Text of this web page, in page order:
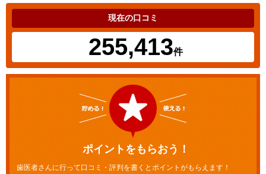
現在の口コミ
255,413件
ポイントをもらおう！
歯医者さんに行って口コミ・評判を書くとポイントがもらえます！